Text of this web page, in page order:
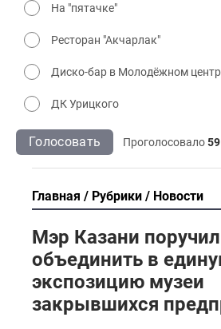
На "пятачке"
Ресторан "Акчарлак"
Диско-бар в Молодёжном
ДК Урицкого
Голосовать Проголосовало
Главная Рубрики Новости
Мэр Казани поручил
объединить в
экспозицию музеи
закрывшихся